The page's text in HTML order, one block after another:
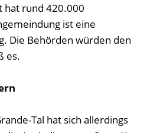
hat rund 420.000
ist eine
Die Behörden würden den
es.
Tal hat sich allerdings